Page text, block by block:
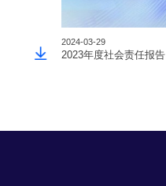
2024-03-29
2023年度社会责任报告